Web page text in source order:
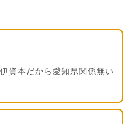
資本だから愛知県関係無い